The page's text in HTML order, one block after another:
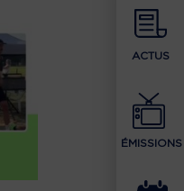
ACTUS
ÉMISSIONS